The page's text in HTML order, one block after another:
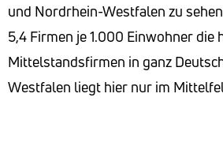
und Nordrhein-Westfalen zu
5,4 Firmen je 1.000 Einwohner die
Mittelstandsfirmen in ganz
Westfalen liegt hier nur im